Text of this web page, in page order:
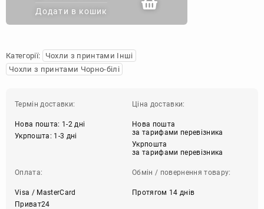
Додати в кошик
Категорії:
Чохли з принтами Інші
Чохли з принтами Чорно-білі
Термін доставки:
Нова пошта: 1-2 дні
Укрпошта: 1-3 дні
Ціна доставки:
Нова пошта
за тарифами перевізника
Укрпошта
за тарифами перевізника
Оплата:
Visa / MasterCard
Приват24
Обмін / повернення товару:
Протягом 14 днів